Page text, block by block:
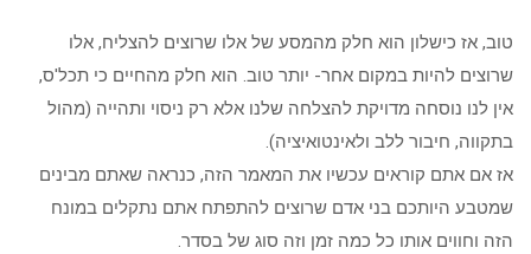
טוב, אז כישלון הוא חלק מהמסע של אלו שרוצים להצליח, אלו
שרוצים להיות במקום אחר- יותר טוב. הוא חלק מהחיים כי תכל'ס,
אין לנו נוסחה מדויקת להצלחה שלנו אלא רק ניסוי ותהייה (מהול
בתקווה, חיבור ללב ולאינטואיציה).
אז אם אתם קוראים עכשיו את המאמר הזה, כנראה שאתם מבינים
שמטבע היותכם בני אדם שרוצים להתפתח אתם נתקלים במונח
הזה וחווים אותו כל כמה זמן וזה סוג של בסדר.